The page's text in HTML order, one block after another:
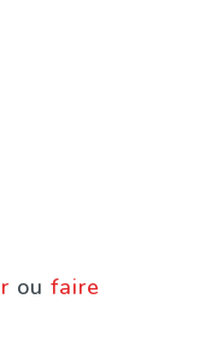
ou faire